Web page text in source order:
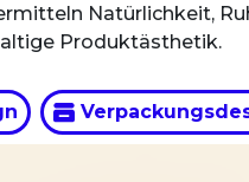
Natürlichkeit,
Produktästhetik.